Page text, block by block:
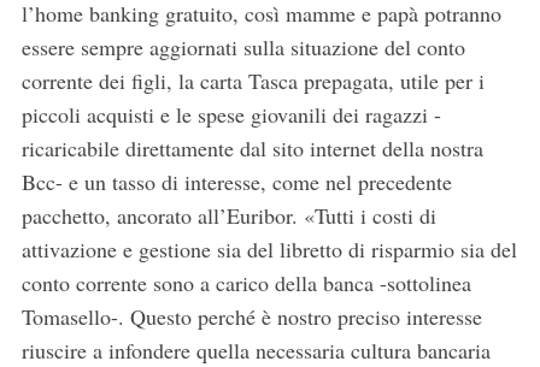
l’home banking gratuito, così mamme e papà potranno
essere sempre aggiornati sulla situazione del conto
corrente dei figli, la carta Tasca prepagata, utile per i
piccoli acquisti e le spese giovanili dei ragazzi -
ricaricabile direttamente dal sito internet della nostra
Bcc- e un tasso di interesse, come nel precedente
pacchetto, ancorato all’Euribor. «Tutti i costi di
attivazione e gestione sia del libretto di risparmio sia del
conto corrente sono a carico della banca -sottolinea
Tomasello-. Questo perché è nostro preciso interesse
riuscire a infondere quella necessaria cultura bancaria